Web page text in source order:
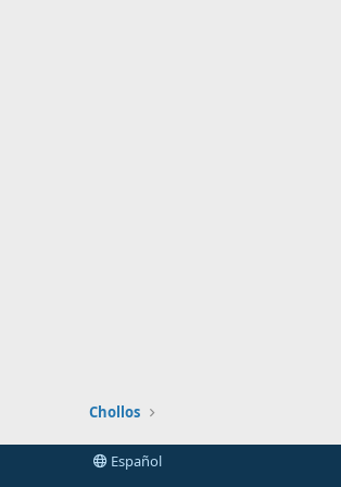
Chollos
Español